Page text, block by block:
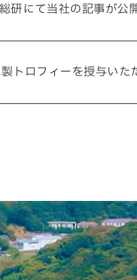
研にて当社の記事が公
トロフィーを授与いた